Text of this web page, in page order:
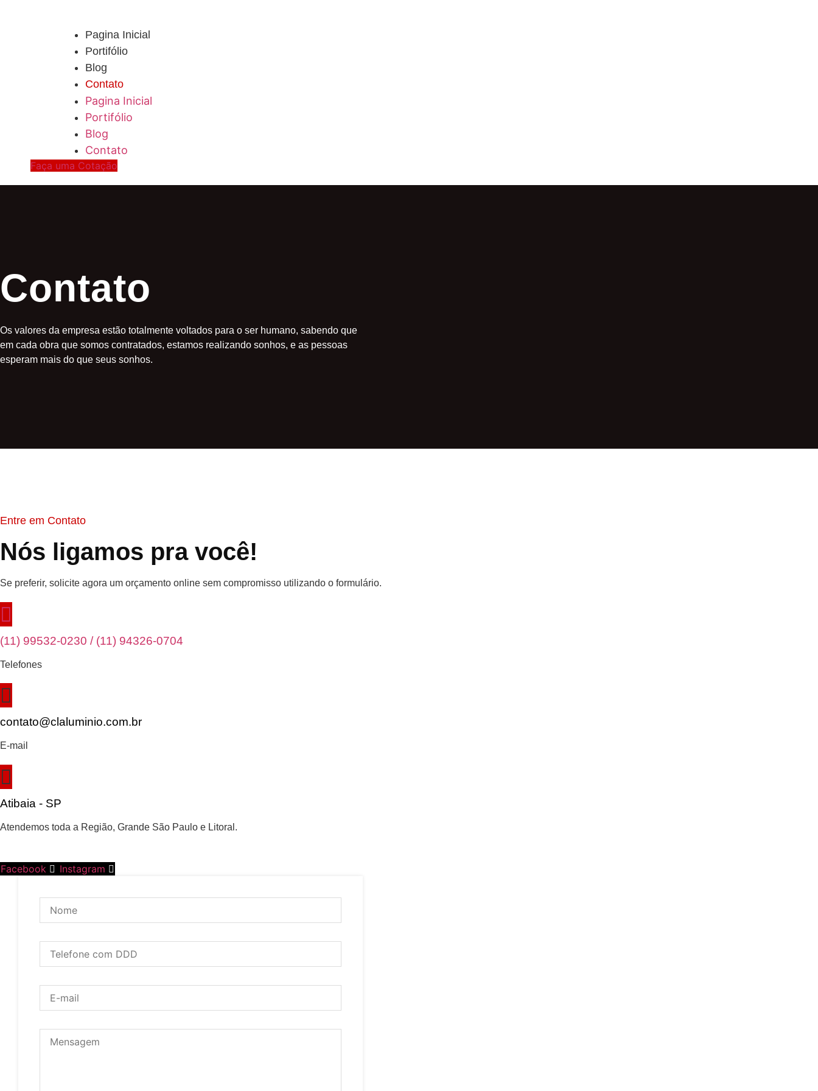
Pagina Inicial
Portifólio
Blog
Contato
Pagina Inicial
Portifólio
Blog
Contato
Faça uma Cotação
Contato
Os valores da empresa estão totalmente voltados para o ser humano, sabendo que
em cada obra que somos contratados, estamos realizando sonhos, e as pessoas
esperam mais do que seus sonhos.
Entre em Contato
Nós ligamos pra você!
Se preferir, solicite agora um orçamento online sem compromisso utilizando o formulário.
(11) 99532-0230 / (11) 94326-0704
Telefones
contato@claluminio.com.br
E-mail
Atibaia - SP
Atendemos toda a Região, Grande São Paulo e Litoral.
Facebook Instagram